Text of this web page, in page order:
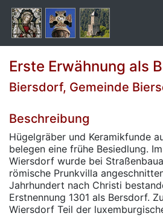
Erste Erwähnung als
Biersdorf, Gemeinde
Beschreibung
Hügelgräber und Keramikfunde
belegen eine frühe Besiedlung.
Wiersdorf wurde bei
römische Prunkvilla
Jahrhundert nach Christi
Erstnennung 1301 als Bersdorf.
Wiersdorf Teil der